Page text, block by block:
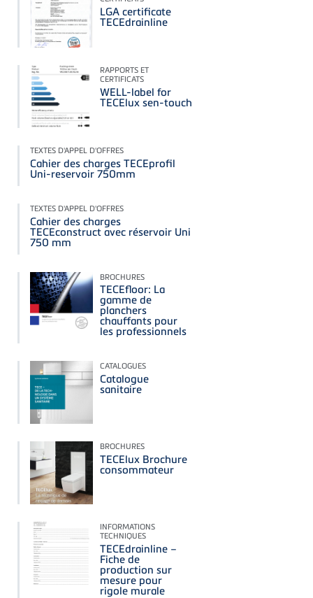
LGA certificate
TECEdrainline
RAPPORTS ET
CERTIFICATS
WELL-label for
TECElux sen-touch
TEXTES D'APPEL D'OFFRES
Cahier des charges TECEprofil
Uni-reservoir 750mm
TEXTES D'APPEL D'OFFRES
Cahier des charges
TECEconstruct avec réservoir Uni
750 mm
BROCHURES
TECEfloor: La
gamme de
planchers
chauffants pour
les professionnels
CATALOGUES
Catalogue
sanitaire
BROCHURES
TECElux Brochure
consommateur
INFORMATIONS
TECHNIQUES
TECEdrainline –
Fiche de
production sur
mesure pour
rigole murale